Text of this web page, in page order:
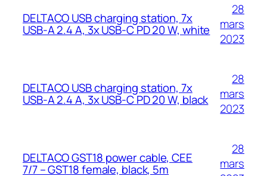
DELTACO USB charging station, 7x
USB-A 2.4 A, 3x USB-C PD 20 W, white
28
mars
2023
DELTACO USB charging station, 7x
USB-A 2.4 A, 3x USB-C PD 20 W, black
28
mars
2023
DELTACO GST18 power cable, CEE
7/7 – GST18 female, black, 5m
28
mars